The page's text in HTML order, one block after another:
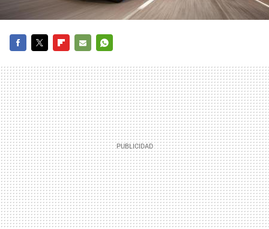
MAIL